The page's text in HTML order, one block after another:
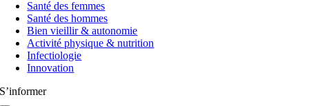
basculeSanté des femmes
Santé des hommes
Bien vieillir & autonomie
Activité physique & nutrition
Infectiologie
Innovation
S’informer